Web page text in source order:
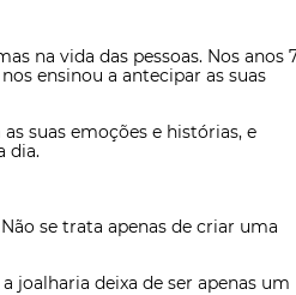
na vida das pessoas. Nos anos
ensinou a antecipar as suas
suas emoções e histórias, e
dia.
se trata apenas de criar uma
joalharia deixa de ser apenas um